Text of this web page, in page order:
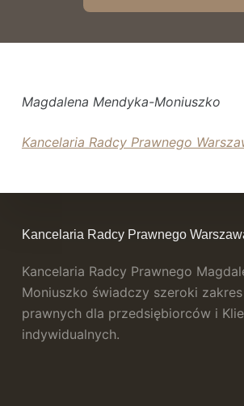
Magdalena Mendyka-Moniuszko
Kancelaria Radcy Prawnego
Kancelaria Radcy Prawnego
Kancelaria Radcy Prawnego
Moniuszko świadczy szeroki zakres
prawnych dla przedsiębiorców i
indywidualnych.